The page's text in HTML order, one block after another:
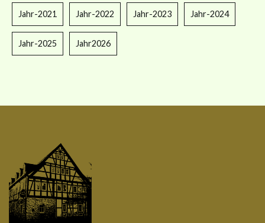
Jahr-2021 Jahr-2022 Jahr-2023 Jahr-2024
Jahr-2025 Jahr2026